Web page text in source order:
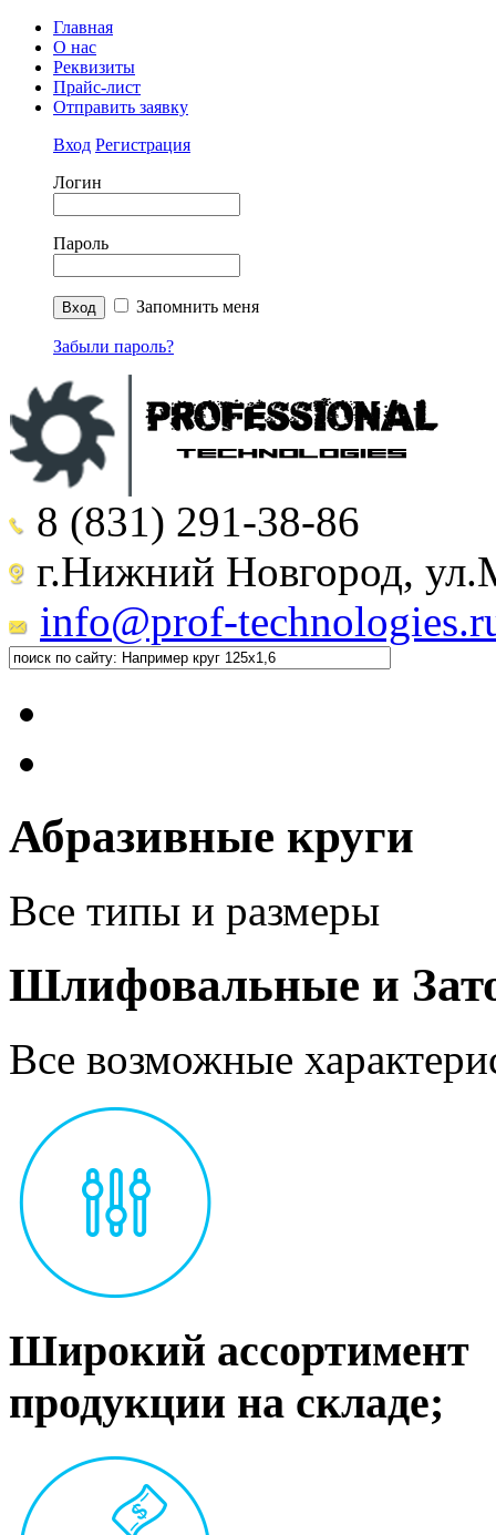
Главная
О нас
Реквизиты
Прайс-лист
Отправить заявку
Вход Регистрация
Логин
Пароль
Запомнить меня
Забыли пароль?
8 (831) 291-38-86
г.Нижний Новгород,
info@prof-
Абразивные круги
Все типы и размеры
Шлифовальные и
Все возможные
Широкий ассортимент
продукции на складе;